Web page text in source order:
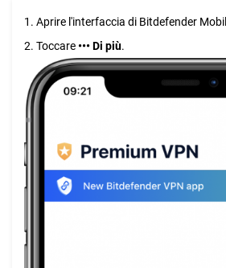
1. Aprire l'interfaccia di Bitdefender
2. Toccare •••Di più.